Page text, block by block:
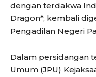
dengan terdakwa
Dragon*, kembali
Pengadilan Negeri
Dalam persidangan
Umum (JPU)